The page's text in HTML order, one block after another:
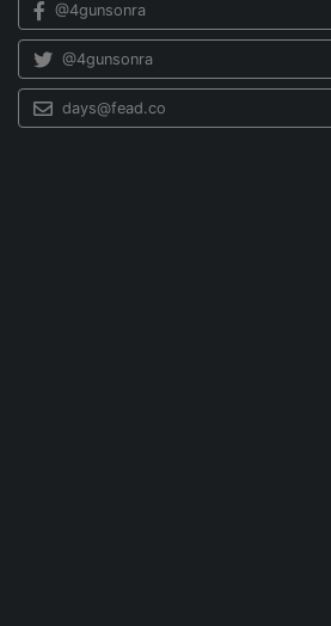
@4gunsonra
@4gunsonra
days@fead.co